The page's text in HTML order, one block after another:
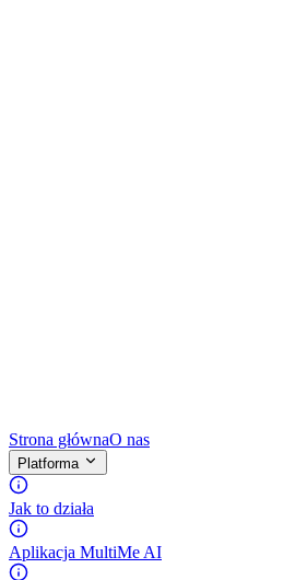
Strona głównaO nas
Platforma
Jak to działa
Aplikacja MultiMe AI